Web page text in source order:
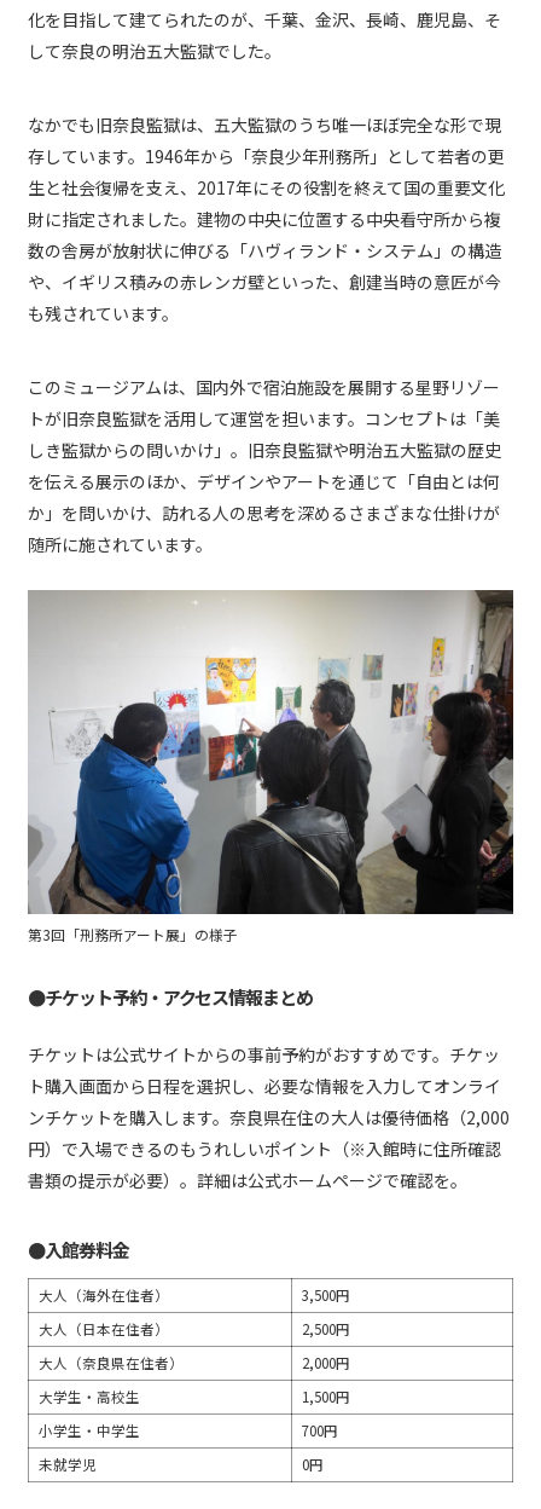
化を目指して建てられたのが、千葉、金沢、長崎、鹿児島、そ
して奈良の明治五大監獄でした。
なかでも旧奈良監獄は、五大監獄のうち唯一ほぼ完全な形で現
存しています。1946年から「奈良少年刑務所」として若者の更
生と社会復帰を支え、2017年にその役割を終えて国の重要文化
財に指定されました。建物の中央に位置する中央看守所から複
数の舎房が放射状に伸びる「ハヴィランド・システム」の構造
や、イギリス積みの赤レンガ壁といった、創建当時の意匠が今
も残されています。
このミュージアムは、国内外で宿泊施設を展開する星野リゾー
トが旧奈良監獄を活用して運営を担います。コンセプトは「美
しき監獄からの問いかけ」。旧奈良監獄や明治五大監獄の歴史
を伝える展示のほか、デザインやアートを通じて「自由とは何
か」を問いかけ、訪れる人の思考を深めるさまざまな仕掛けが
随所に施されています。
第3回「刑務所アート展」の様子
●チケット予約・アクセス情報まとめ
チケットは公式サイトからの事前予約がおすすめです。チケッ
ト購入画面から日程を選択し、必要な情報を入力してオンライ
ンチケットを購入します。奈良県在住の大人は優待価格（2,000
円）で入場できるのもうれしいポイント（※入館時に住所確認
書類の提示が必要）。詳細は公式ホームページで確認を。
●入館券料金
大人（海外在住者）
3,500円
大人（日本在住者）
2,500円
大人（奈良県在住者）
2,000円
大学生・高校生
1,500円
小学生・中学生
700円
未就学児
0円